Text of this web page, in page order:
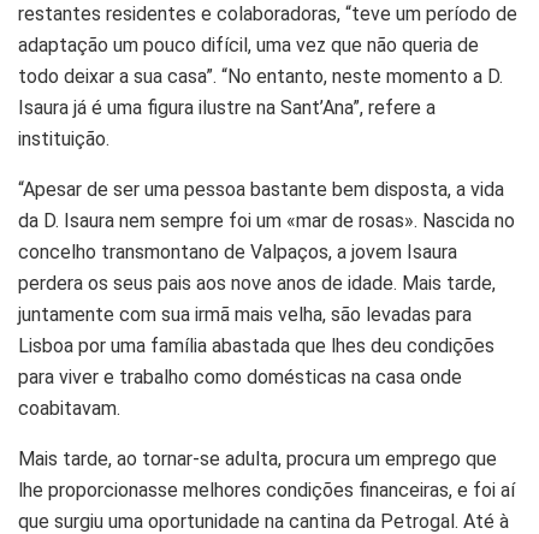
restantes residentes e colaboradoras, “teve um período de
adaptação um pouco difícil, uma vez que não queria de
todo deixar a sua casa”. “No entanto, neste momento a D.
Isaura já é uma figura ilustre na Sant’Ana”, refere a
instituição.
“Apesar de ser uma pessoa bastante bem disposta, a vida
da D. Isaura nem sempre foi um «mar de rosas». Nascida no
concelho transmontano de Valpaços, a jovem Isaura
perdera os seus pais aos nove anos de idade. Mais tarde,
juntamente com sua irmã mais velha, são levadas para
Lisboa por uma família abastada que lhes deu condições
para viver e trabalho como domésticas na casa onde
coabitavam.
Mais tarde, ao tornar-se adulta, procura um emprego que
lhe proporcionasse melhores condições financeiras, e foi aí
que surgiu uma oportunidade na cantina da Petrogal. Até à